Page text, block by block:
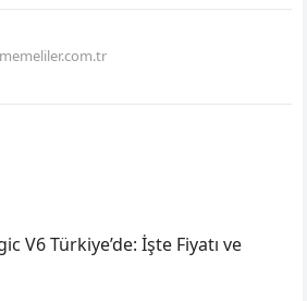
V6 Türkiye’de: İşte Fiyatı ve